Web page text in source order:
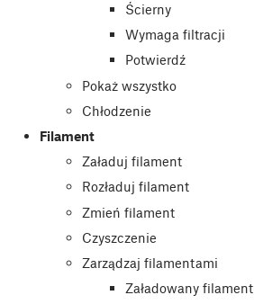
Ścierny
Wymaga filtracji
Potwierdź
Pokaż wszystko
Chłodzenie
Filament
Załaduj filament
Rozładuj filament
Zmień filament
Czyszczenie
Zarządzaj filamentami
Załadowany filament